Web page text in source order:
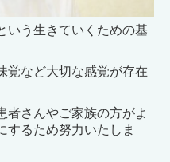
いう生きていくための基
覚など大切な感覚が存在
者さんやご家族の方がよ
するため努力いたしま